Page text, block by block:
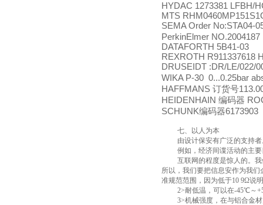
HYDAC 1273381 LFBH/
MTS
SEMA Order No:STA04-
PerkinElmer NO.2004187
DATAFORTH 5B41-03
REXROTH R911337618
DRUSEIDT :DR/LE/022/
WIKA P-30 0...0.25bar
HAFFMANS 订货号
HEIDENHAIN 编码器
SCHUNK编码器
七、以人为本
由设计保安有广泛的支持
例如，经济间谍活动的主
互联网的程度是惊人的。
所以，我们要把信息安作为我
准规范范围，因为低于10 9Ω说
2>耐低温，可以在-45℃～
3>机械强度，在与铝合金